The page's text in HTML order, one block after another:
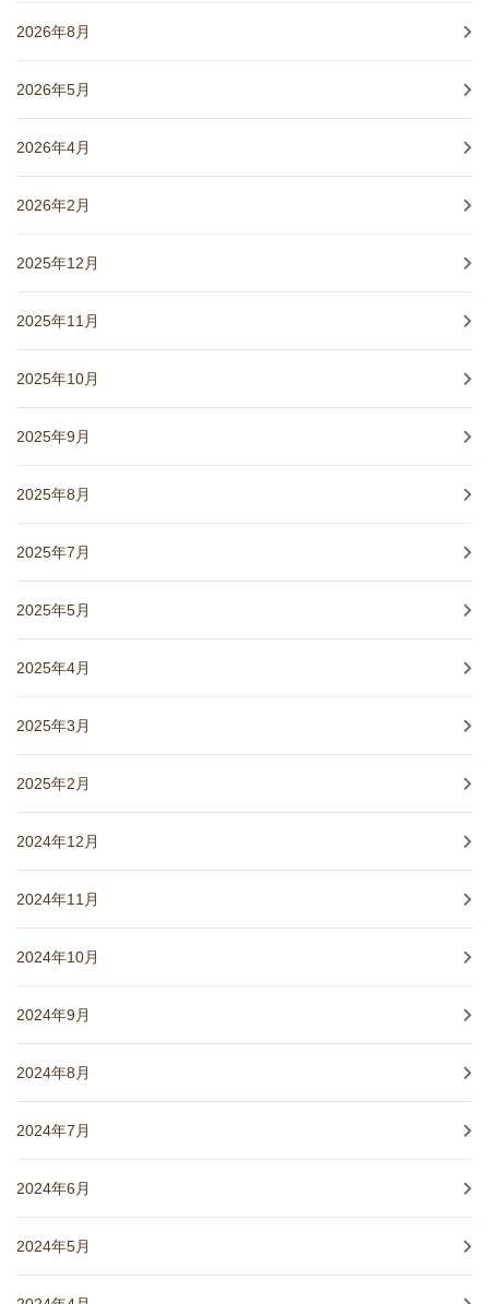
2026年8月
2026年5月
2026年4月
2026年2月
2025年12月
2025年11月
2025年10月
2025年9月
2025年8月
2025年7月
2025年5月
2025年4月
2025年3月
2025年2月
2024年12月
2024年11月
2024年10月
2024年9月
2024年8月
2024年7月
2024年6月
2024年5月